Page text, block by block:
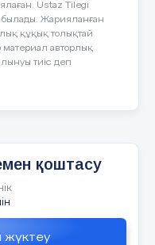
Ustaz Tilegi
Жарияланған
құқық толықтай
материал авторлық
тиіс деп
қоштасу
жүктеу